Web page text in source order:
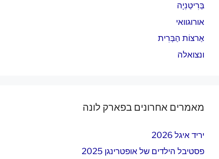
בְּרִיטַנִיָה
אורוגוואי
אַרצוֹת הַבְּרִית
ונצואלה
מאמרים אחרונים בפארק לונה
יריד איגל 2026
פסטיבל הילדים של אופטרינגן 2025